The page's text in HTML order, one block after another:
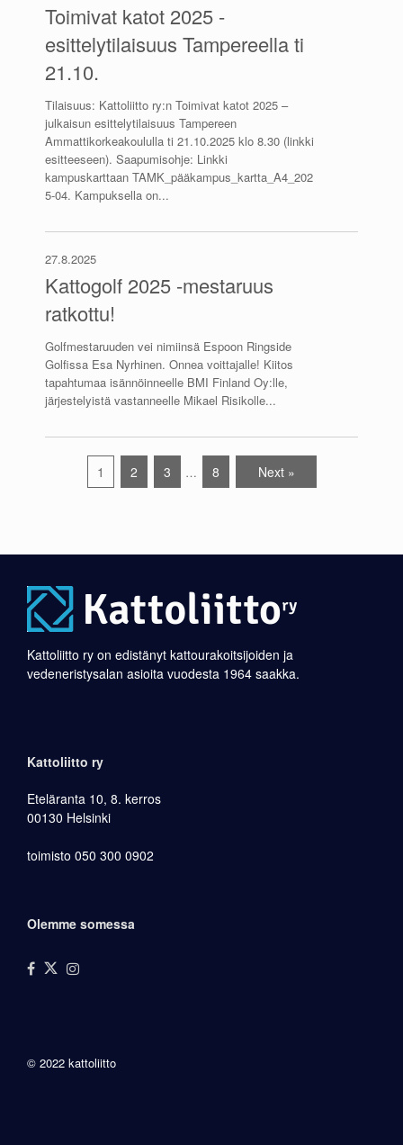
Toimivat katot 2025 -
esittelytilaisuus Tampereella ti
21.10.
Tilaisuus: Kattoliitto ry:n Toimivat katot 2025 –
julkaisun esittelytilaisuus Tampereen
Ammattikorkeakoululla ti 21.10.2025 klo 8.30 (linkki
esitteeseen). Saapumisohje: Linkki
kampuskarttaan TAMK_pääkampus_kartta_A4_202
5-04. Kampuksella on...
27.8.2025
Kattogolf 2025 -mestaruus
ratkottu!
Golfmestaruuden vei nimiinsä Espoon Ringside
Golfissa Esa Nyrhinen. Onnea voittajalle! Kiitos
tapahtumaa isännöinneelle BMI Finland Oy:lle,
järjestelyistä vastanneelle Mikael Risikolle...
1 2 3 … 8 Next »
Kattoliitto ry on edistänyt kattourakoitsijoiden ja
vedeneristysalan asioita vuodesta 1964 saakka.
Kattoliitto ry
Eteläranta 10, 8. kerros
00130 Helsinki
toimisto 050 300 0902
Olemme somessa
© 2022 kattoliitto